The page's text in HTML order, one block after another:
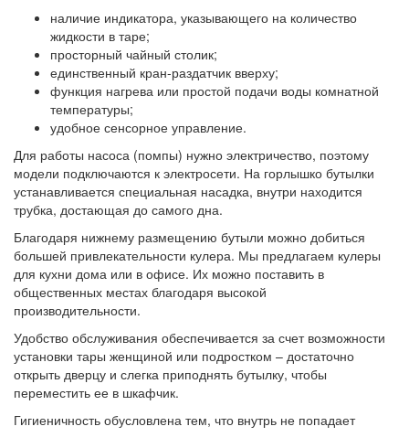
наличие индикатора, указывающего на количество
жидкости в таре;
просторный чайный столик;
единственный кран-раздатчик вверху;
функция нагрева или простой подачи воды комнатной
температуры;
удобное сенсорное управление.
Для работы насоса (помпы) нужно электричество, поэтому
модели подключаются к электросети. На горлышко бутылки
устанавливается специальная насадка, внутри находится
трубка, достающая до самого дна.
Благодаря нижнему размещению бутыли можно добиться
большей привлекательности кулера. Мы предлагаем кулеры
для кухни дома или в офисе. Их можно поставить в
общественных местах благодаря высокой
производительности.
Удобство обслуживания обеспечивается за счет возможности
установки тары женщиной или подростком – достаточно
открыть дверцу и слегка приподнять бутылку, чтобы
переместить ее в шкафчик.
Гигиеничность обусловлена тем, что внутрь не попадает